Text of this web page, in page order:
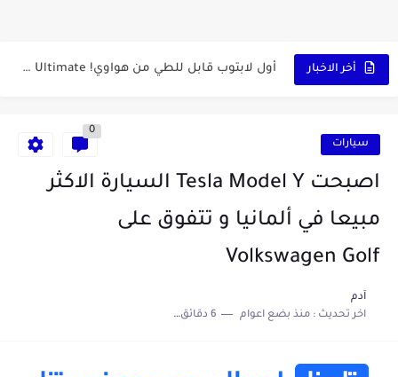
أخر الاخبار أول لابتوب قابل للطي من هواوي! MateBook X Fold Ultimate...
vidIQ: دليلك الذكي لتحسين سيو اليوتيوب ورفع نسبة المشاهدات 2025 سيارات
0
اصبحت Tesla Model Y السيارة الاكثر
مبيعا في ألمانيا و تتفوق على
Volkswagen Golf
آدم
اخر تحديث :منذ بضع اعوام 6 دقائق للقراءة